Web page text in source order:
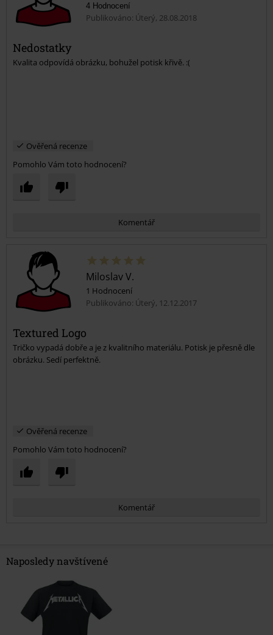
Odeslat komentář
4 Hodnocení
Publikováno: Úterý, 28.08.2018
Nedostatky
Kvalita odpovídá obrázku, bohužel potisk křivě. :(
Ověřená recenze
Pomohlo Vám toto hodnocení?
Komentář
Odeslat komentář
Miloslav V.
1 Hodnocení
Publikováno: Úterý, 12.12.2017
Textured Logo
Tričko vypadá dobře a je z kvalitního materiálu. Potisk je přesně dle
obrázku. Sedí perfektně.
Ověřená recenze
Pomohlo Vám toto hodnocení?
Komentář
Odeslat komentář
Naposledy navštívené